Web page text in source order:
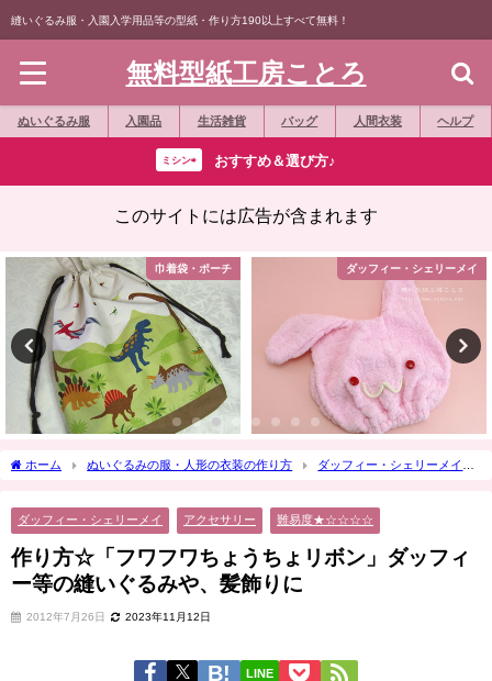
縫いぐるみ服・入園入学用品等の型紙・作り方190以上すべて無料！
無料型紙工房ことろ
ぬいぐるみ服 入園品 生活雑貨 バッグ 人間衣装 ヘルプ
ミシン⇨ おすすめ＆選び方♪
このサイトには広告が含まれます
巾着袋・ポーチ ダッフィー・シェリーメイ
ホーム ぬいぐるみの服・人形の衣装の作り方
ダッフィー・シェリーメイ
ダッフィー・シェリーメイ アクセサリー 難易度★☆☆☆☆
作り方☆「フワフワちょうちょリボン」ダッフィ
ー等の縫いぐるみや、髪飾りに
2012年7月26日 2023年11月12日
LINE